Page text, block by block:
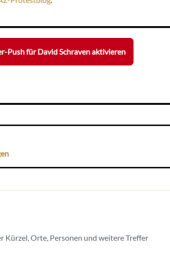
Push für David Schraven aktivieren
Kürzel, Orte, Personen und weitere Treffer